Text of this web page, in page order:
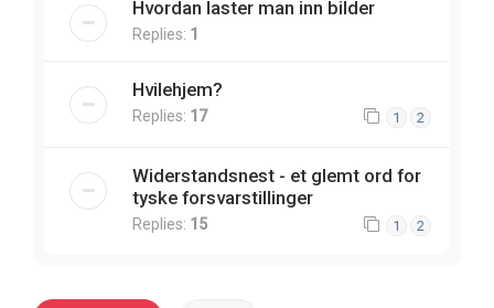
Hvordan laster man inn bilder
Replies: 1
Hvilehjem?
Replies: 17 1 2
Widerstandsnest - et glemt ord for
tyske forsvarstillinger
Replies: 15 1 2